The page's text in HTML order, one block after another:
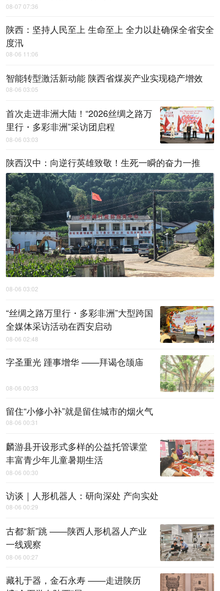
08-07 07:36
陕西：坚持人民至上 生命至上 全力以赴确保全省安全
度汛
08-06 11:06
智能转型激活新动能 陕西省煤炭产业实现稳产增效
08-06 03:05
首次走进非洲大陆！“2026丝绸之路万
里行・多彩非洲”采访团启程
08-06 03:03
陕西汉中：向逆行英雄致敬！生死一瞬的奋力一推
08-06 03:02
“丝绸之路万里行・多彩非洲”大型跨国
全媒体采访活动在西安启动
08-06 02:48
字圣重光 踵事增华 ——拜谒仓颉庙
08-06 00:33
留住“小修小补”就是留住城市的烟火气
08-06 00:31
麟游县开设形式多样的公益托管课堂
丰富青少年儿童暑期生活
08-06 00:30
访谈｜人形机器人：研向深处 产向实处
08-06 00:29
古都“新”跳 ——陕西人形机器人产业
一线观察
08-06 00:27
藏礼于器，金石永寿 ——走进陕历